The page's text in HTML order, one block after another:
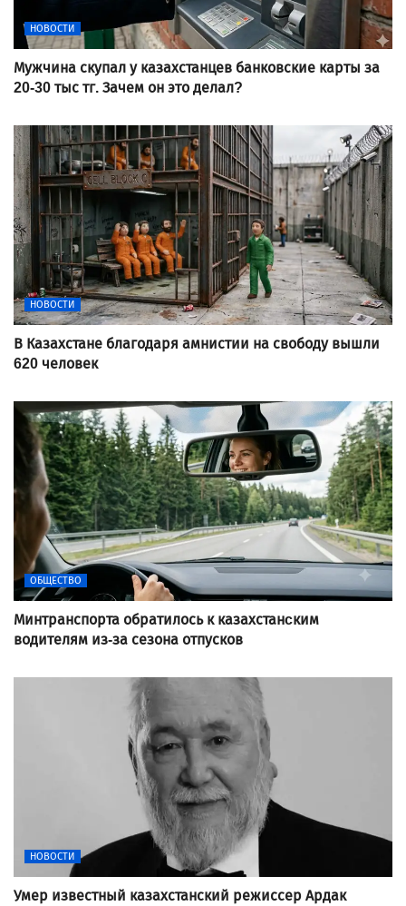
НОВОСТИ
Мужчина скупал у казахстанцев банковские карты за
20-30 тыс тг. Зачем он это делал?
НОВОСТИ
В Казахстане благодаря амнистии на свободу вышли
620 человек
ОБЩЕСТВО
Минтранспорта обратилось к казахстанcким
водителям из-за сезона отпусков
НОВОСТИ
Умер известный казахстанский режиссер Ардак